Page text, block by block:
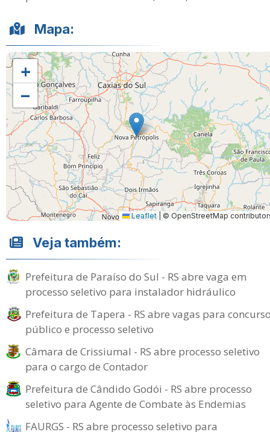
Mapa:
+
−
Leaflet © OpenStreetMap
Veja também:
Prefeitura de Paraíso do Sul - RS abre vaga em
processo seletivo para instalador hidráulico
Prefeitura de Tapera - RS abre vagas para
público e processo seletivo
Câmara de Crissiumal - RS abre processo seletivo
para o cargo de Contador
Prefeitura de Cândido Godói - RS abre processo
seletivo para Agente de Combate às Endemias
FAURGS - RS abre processo seletivo para